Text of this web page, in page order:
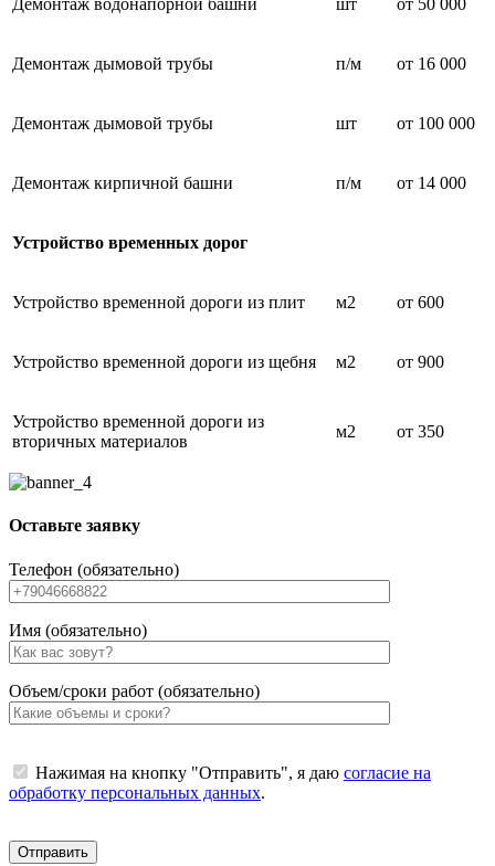
Демонтаж водонапорной башни шт от 50 000
Демонтаж дымовой трубы п/м от 16 000
Демонтаж дымовой трубы шт от 100 000
Демонтаж кирпичной башни п/м от 14 000
Устройство временных дорог
Устройство временной дороги из плит м2 от 600
Устройство временной дороги из щебня м2 от 900
Устройство временной дороги из
вторичных материалов
м2 от 350
Оставьте заявку
Телефон (обязательно)
Имя (обязательно)
Объем/сроки работ (обязательно)
Нажимая на кнопку "Отправить", я даю согласие на
обработку персональных данных.